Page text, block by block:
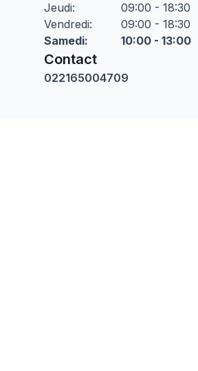
Jeudi:
09:00 - 18:30
Vendredi:
09:00 - 18:30
Samedi: 10:00 - 13:00
Contact
022165004709